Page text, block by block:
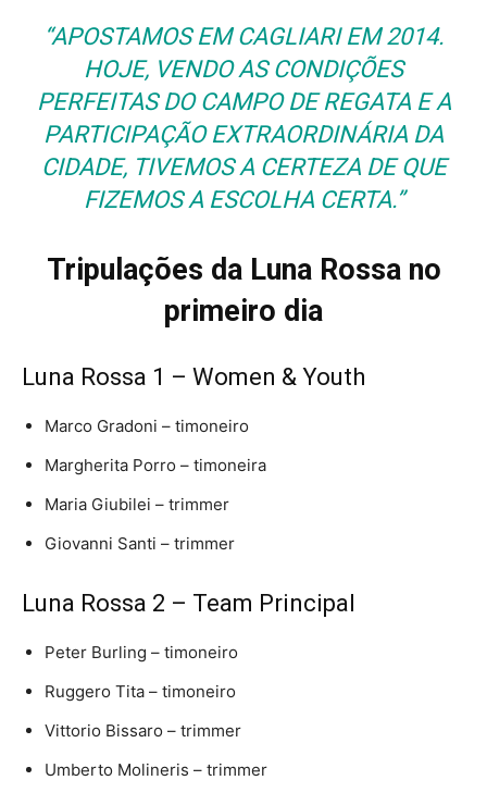
“APOSTAMOS EM CAGLIARI EM 2014.
HOJE, VENDO AS CONDIÇÕES
PERFEITAS DO CAMPO DE REGATA E A
PARTICIPAÇÃO EXTRAORDINÁRIA DA
CIDADE, TIVEMOS A CERTEZA DE QUE
FIZEMOS A ESCOLHA CERTA.”
Tripulações da Luna Rossa no
primeiro dia
Luna Rossa 1 – Women & Youth
Marco Gradoni – timoneiro
Margherita Porro – timoneira
Maria Giubilei – trimmer
Giovanni Santi – trimmer
Luna Rossa 2 – Team Principal
Peter Burling – timoneiro
Ruggero Tita – timoneiro
Vittorio Bissaro – trimmer
Umberto Molineris – trimmer